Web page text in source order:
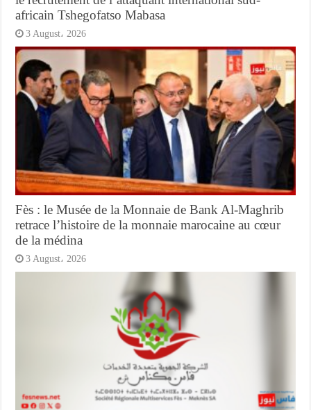
africain Tshegofatso Mabasa
3 August، 2026
Fès : le Musée de la Monnaie de Bank Al-Maghrib
retrace l’histoire de la monnaie marocaine au cœur
de la médina
3 August، 2026